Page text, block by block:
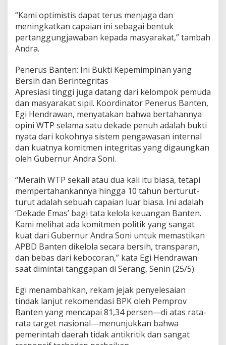
“Kami optimistis dapat terus menjaga dan
meningkatkan capaian ini sebagai bentuk
pertanggungjawaban kepada masyarakat,” tambah
Andra.
Penerus Banten: Ini Bukti Kepemimpinan yang
Bersih dan Berintegritas
Apresiasi tinggi juga datang dari kelompok pemuda
dan masyarakat sipil. Koordinator Penerus Banten,
Egi Hendrawan, menyatakan bahwa bertahannya
opini WTP selama satu dekade penuh adalah bukti
nyata dari kokohnya sistem pengawasan internal
dan kuatnya komitmen integritas yang digaungkan
oleh Gubernur Andra Soni.
“Meraih WTP sekali atau dua kali itu biasa, tetapi
mempertahankannya hingga 10 tahun berturut-
turut adalah sebuah capaian luar biasa. Ini adalah
‘Dekade Emas’ bagi tata kelola keuangan Banten.
Kami melihat ada komitmen politik yang sangat
kuat dari Gubernur Andra Soni untuk memastikan
APBD Banten dikelola secara bersih, transparan,
dan bebas dari kebocoran,” kata Egi Hendrawan
saat dimintai tanggapan di Serang, Senin (25/5).
Egi menambahkan, rekam jejak penyelesaian
tindak lanjut rekomendasi BPK oleh Pemprov
Banten yang mencapai 81,34 persen—di atas rata-
rata target nasional—menunjukkan bahwa
pemerintah daerah tidak antikritik dan sangat